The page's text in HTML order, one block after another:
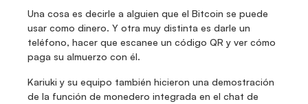
Una cosa es decirle a alguien que el Bitcoin se puede
usar como dinero. Y otra muy distinta es darle un
teléfono, hacer que escanee un código QR y ver cómo
paga su almuerzo con él.
Kariuki y su equipo también hicieron una demostración
de la función de monedero integrada en el chat de